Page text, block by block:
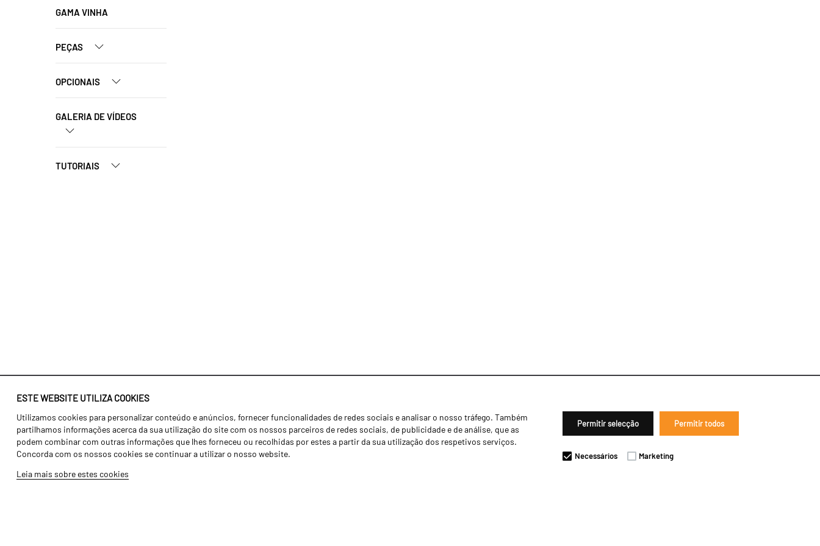
ESTE WEBSITE UTILIZA COOKIES
Utilizamos cookies para personalizar conteúdo e anúncios, fornecer funcionalidades de redes sociais e analisar o nosso tráfego. Também
partilhamos informações acerca da sua utilização do site com os nossos parceiros de redes sociais, de publicidade e de análise, que as
podem combinar com outras informações que lhes forneceu ou recolhidas por estes a partir da sua utilização dos respetivos serviços.
Concorda com os nossos cookies se continuar a utilizar o nosso website.
Leia mais sobre estes cookies
Permitir selecção Permitir todos
Necessários Marketing
GAMA VINHA
PEÇAS
OPCIONAIS
GALERIA DE VÍDEOS
TUTORIAIS
Identidade
História
Fábrica / Produção
Recursos Humanos
Agricultura
Transportes
Gama Floresta
Notícias
Concessionários